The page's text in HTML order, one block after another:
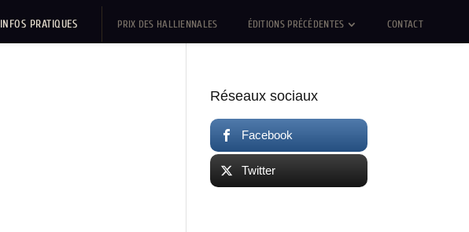
INFOS PRATIQUES PRIX DES HALLIENNALES ÉDITIONS PRÉCÉDENTES CONTACT
Réseaux sociaux
Facebook
Twitter